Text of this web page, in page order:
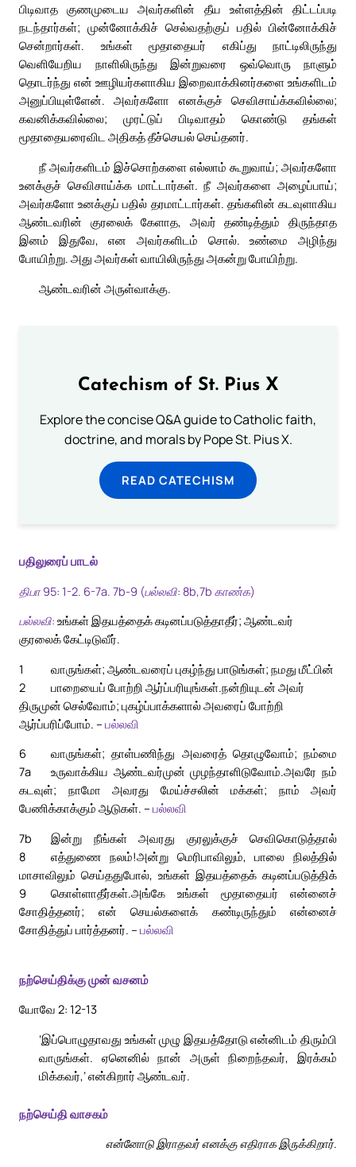
பிடிவாத குணமுடைய அவர்களின் தீய உள்ளத்தின் திட்டப்படி
நடந்தார்கள்; முன்னோக்கிச் செல்வதற்குப் பதில் பின்னோக்கிச்
சென்றார்கள். உங்கள் மூதாதையர் எகிப்து நாட்டிலிருந்து
வெளியேறிய நாளிலிருந்து இன்றுவரை ஒவ்வொரு நாளும்
தொடர்ந்து என் ஊழியர்களாகிய இறைவாக்கினர்களை உங்களிடம்
அனுப்பியுள்ளேன். அவர்களோ எனக்குச் செவிசாய்க்கவில்லை;
கவனிக்கவில்லை; முரட்டுப் பிடிவாதம் கொண்டு தங்கள்
மூதாதையரைவிட அதிகத் தீச்செயல் செய்தனர்.
நீ அவர்களிடம் இச்சொற்களை எல்லாம் கூறுவாய்; அவர்களோ
உனக்குச் செவிசாய்க்க மாட்டார்கள். நீ அவர்களை அழைப்பாய்;
அவர்களோ உனக்குப் பதில் தரமாட்டார்கள். தங்களின் கடவுளாகிய
ஆண்டவரின் குரலைக் கேளாத, அவர் தண்டித்தும் திருந்தாத
இனம் இதுவே, என அவர்களிடம் சொல். உண்மை அழிந்து
போயிற்று. அது அவர்கள் வாயிலிருந்து அகன்று போயிற்று.
ஆண்டவரின் அருள்வாக்கு.
Catechism of St. Pius X
Explore the concise Q&A guide to Catholic faith,
doctrine, and morals by Pope St. Pius X.
READ CATECHISM
பதிலுரைப் பாடல்
திபா 95: 1-2. 6-7a. 7b-9 (பல்லவி: 8b,7b காண்க)
பல்லவி: உங்கள் இதயத்தைக் கடினப்படுத்தாதீர்; ஆண்டவர்
குரலைக் கேட்டிடுவீர்.
1
வாருங்கள்; ஆண்டவரைப் புகழ்ந்து பாடுங்கள்; நமது மீட்பின்
பாறையைப் போற்றி ஆர்ப்பரியுங்கள்.
2
நன்றியுடன் அவர்
திருமுன் செல்வோம்; புகழ்ப்பாக்களால் அவரைப் போற்றி
ஆர்ப்பரிப்போம். – பல்லவி
6
வாருங்கள்; தாள்பணிந்து அவரைத் தொழுவோம்; நம்மை
உருவாக்கிய ஆண்டவர்முன் முழந்தாளிடுவோம்.
7a
அவரே நம்
கடவுள்; நாமோ அவரது மேய்ச்சலின் மக்கள்; நாம் அவர்
பேணிக்காக்கும் ஆடுகள். – பல்லவி
7b
இன்று நீங்கள் அவரது குரலுக்குச் செவிகொடுத்தால்
எத்துணை நலம்!
8
அன்று மெரிபாவிலும், பாலை நிலத்தில்
மாசாவிலும் செய்ததுபோல், உங்கள் இதயத்தைக் கடினப்படுத்திக்
கொள்ளாதீர்கள்.
9
அங்கே உங்கள் மூதாதையர் என்னைச்
சோதித்தனர்; என் செயல்களைக் கண்டிருந்தும் என்னைச்
சோதித்துப் பார்த்தனர். – பல்லவி
நற்செய்திக்கு முன் வசனம்
யோவே 2: 12-13
‘இப்பொழுதாவது உங்கள் முழு இதயத்தோடு என்னிடம் திரும்பி
வாருங்கள். ஏனெனில் நான் அருள் நிறைந்தவர், இரக்கம்
மிக்கவர்,’ என்கிறார் ஆண்டவர்.
நற்செய்தி வாசகம்
என்னோடு இராதவர் எனக்கு எதிராக இருக்கிறார்.